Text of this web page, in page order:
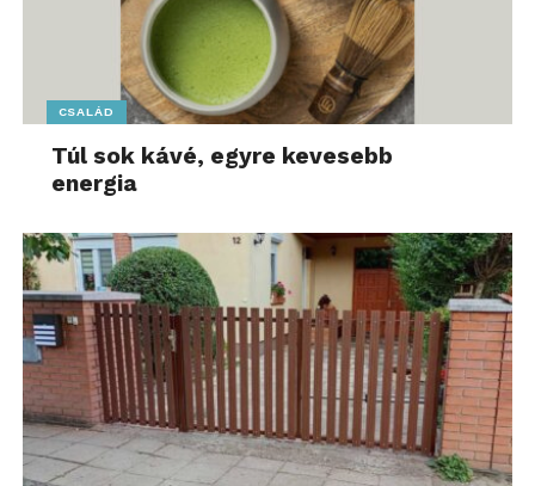
CSALÁD
Túl sok kávé, egyre kevesebb
energia